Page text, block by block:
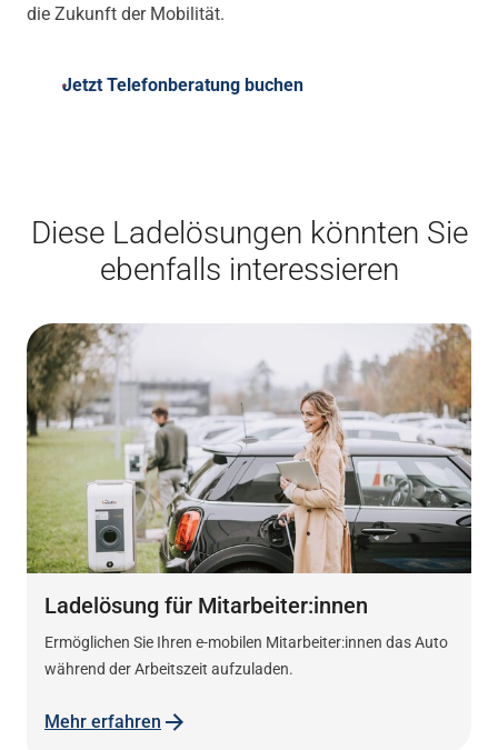
die Zukunft der Mobilität.
Jetzt Telefonberatung buchen
Diese Ladelösungen könnten Sie
ebenfalls interessieren
Ladelösung für Mitarbeiter:innen
Ermöglichen Sie Ihren e-mobilen Mitarbeiter:innen das Auto
während der Arbeitszeit aufzuladen.
Mehr erfahren